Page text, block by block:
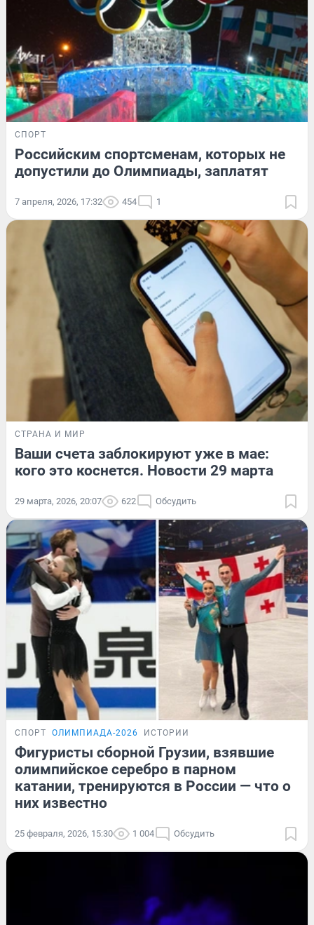
СПОРТ
Российским спортсменам, которых не
допустили до Олимпиады, заплатят
7 апреля, 2026, 17:32 454 1
СТРАНА И МИР
Ваши счета заблокируют уже в мае:
кого это коснется. Новости 29 марта
29 марта, 2026, 20:07 622 Обсудить
СПОРТ ОЛИМПИАДА-2026 ИСТОРИИ
Фигуристы сборной Грузии, взявшие
олимпийское серебро в парном
катании, тренируются в России — что о
них известно
25 февраля, 2026, 15:30 1 004 Обсудить